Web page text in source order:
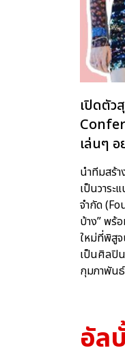
เปิดตัว
เล่นๆ
นำทีมสร้า
เป็นวาระ
จำกัด
บ้าง” พร้
ใหม่ที่พิสู
เป็นศิลปิ
กุมภาพัน
อัล